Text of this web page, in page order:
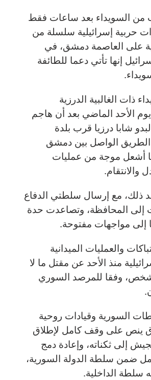
من السويداء بعد ساعات فقط
حربية إسرائيلية سلسلة من
على العاصمة دمشق، في
إنها تأتي دعما للطائفة
ذات الغالبية الدرزية
الأحد الماضي بعد أن هاجم
شابا درزيا قرب بلدة
الواصل بين دمشق
أشعل موجة من عمليات
والانتقام.
ذلك، مع إرسال سلطتي الدفاع
إلى المحافظة، وتصاعدت حدة
إلى مواجهات مفتوحة.
والعمليات الميدانية
منذ الأحد عن مقتل ما لا
عن 302 شخص، وفقا للمرصد السوري
السورية وقيادات روحية
ينص على وقف كامل لإطلاق
إلى ثكناته، وإعادة دمج
ضمن سلطة الدولة السورية،
سلطة الداخلية.